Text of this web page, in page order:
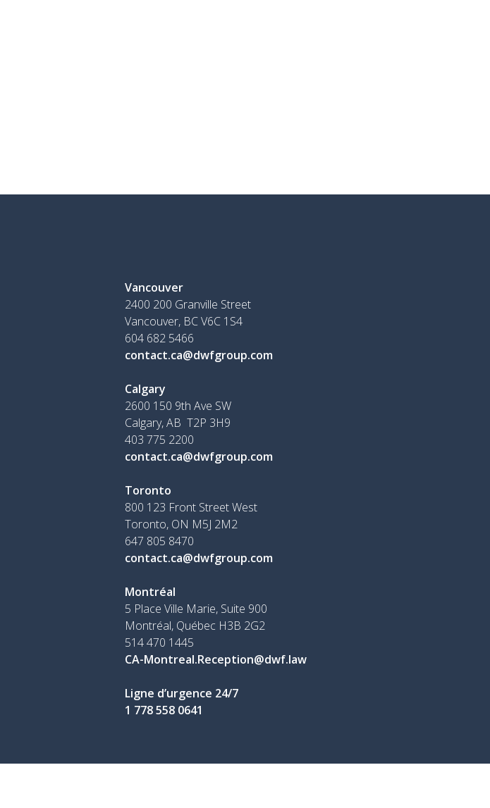
Vancouver
2400 200 Granville Street
Vancouver, BC V6C 1S4
604 682 5466
contact.ca@dwfgroup.com
Calgary
2600 150 9th Ave SW
Calgary, AB T2P 3H9
403 775 2200
contact.ca@dwfgroup.com
Toronto
800 123 Front Street West
Toronto, ON M5J 2M2
647 805 8470
contact.ca@dwfgroup.com
Montréal
5 Place Ville Marie, Suite 900
Montréal, Québec H3B 2G2
514 470 1445
CA-Montreal.Reception@dwf.law
Ligne d’urgence 24/7
1 778 558 0641